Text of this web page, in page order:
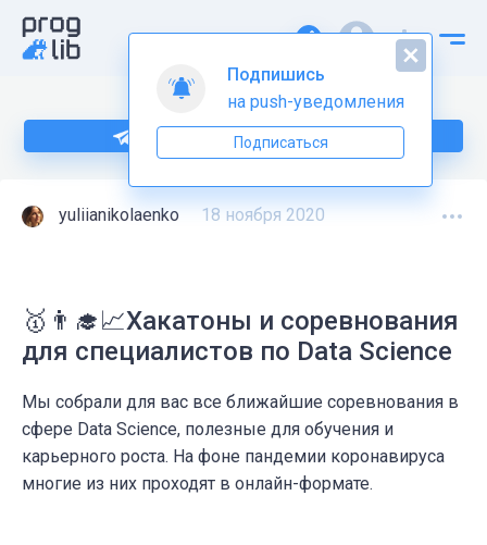
Подпишитесь на нас в Telegram
yuliianikolaenko 18 ноября 2020
🥇👨‍🎓️📈Хакатоны и соревнования
для специалистов по Data Science
Мы собрали для вас все ближайшие соревнования в
сфере Data Science, полезные для обучения и
карьерного роста. На фоне пандемии коронавируса
многие из них проходят в онлайн-формате.
Подпишись
на push-уведомления
Подписаться